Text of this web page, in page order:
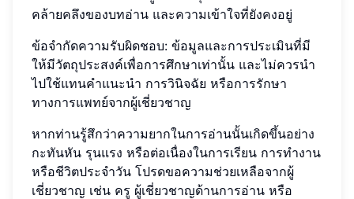
คล้ายคลึงของบทอ่าน และความเข้าใจที่ยังคงอยู่
ข้อจำกัดความรับผิดชอบ: ข้อมูลและการประเมินที่มี
ให้มีวัตถุประสงค์เพื่อการศึกษาเท่านั้น และไม่ควรนำ
ไปใช้แทนคำแนะนำ การวินิจฉัย หรือการรักษา
ทางการแพทย์จากผู้เชี่ยวชาญ
หากท่านรู้สึกว่าความยากในการอ่านนั้นเกิดขึ้นอย่าง
กะทันหัน รุนแรง หรือต่อเนื่องในการเรียน การทำงาน
หรือชีวิตประจำวัน โปรดขอความช่วยเหลือจากผู้
เชี่ยวชาญ เช่น ครู ผู้เชี่ยวชาญด้านการอ่าน หรือ